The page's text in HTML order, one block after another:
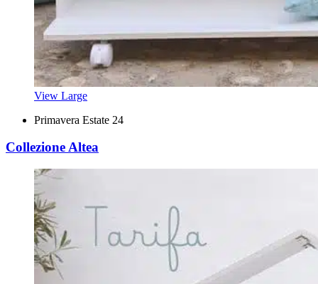
View Large
Primavera Estate 24
Collezione Altea